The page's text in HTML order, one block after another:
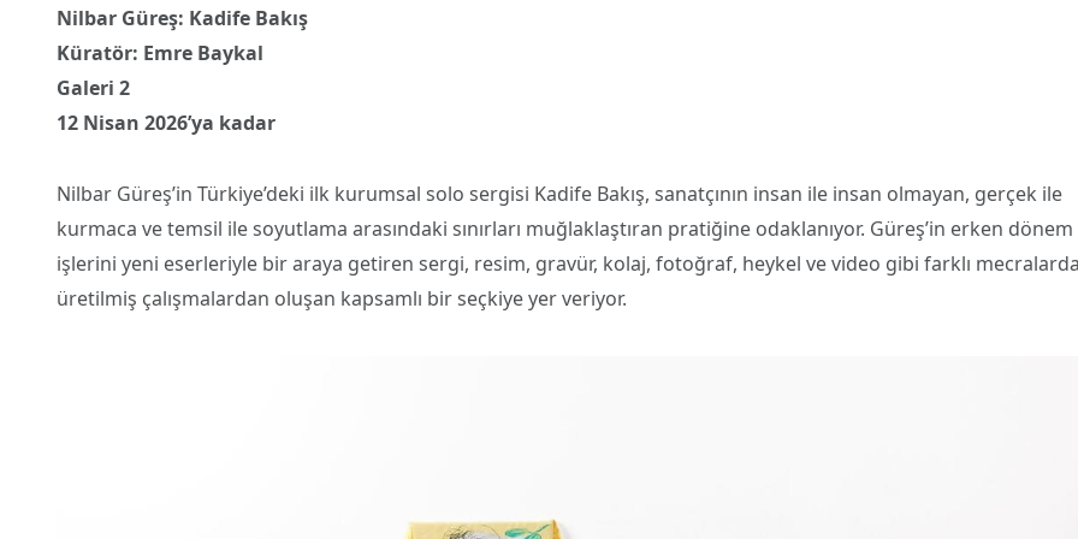
Nilbar Güreş: Kadife Bakış
Küratör: Emre Baykal
Galeri 2
12 Nisan 2026’ya kadar
Nilbar Güreş’in Türkiye’deki ilk kurumsal solo sergisi Kadife Bakış, sanatçının insan ile insan olmayan, gerçek ile
kurmaca ve temsil ile soyutlama arasındaki sınırları muğlaklaştıran pratiğine odaklanıyor. Güreş’in erken dönem
işlerini yeni eserleriyle bir araya getiren sergi, resim, gravür, kolaj, fotoğraf, heykel ve video gibi farklı
üretilmiş çalışmalardan oluşan kapsamlı bir seçkiye yer veriyor.